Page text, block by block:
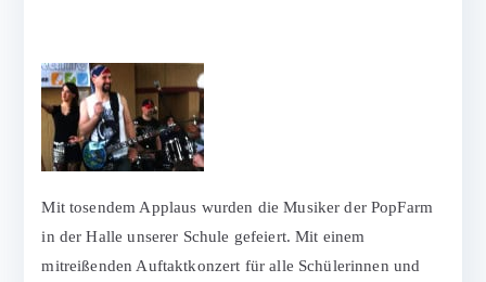
Mit tosendem Applaus wurden die Musiker der PopFarm
in der Halle unserer Schule gefeiert. Mit einem
mitreißenden Auftaktkonzert für alle Schülerinnen und